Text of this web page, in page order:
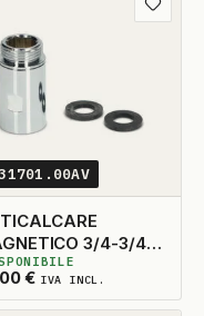
€.
16,00 €.
3/4-3/4
€ IVA INCL.